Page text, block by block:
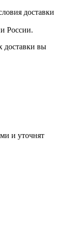
доставки
России.
доставки вы
и уточнят